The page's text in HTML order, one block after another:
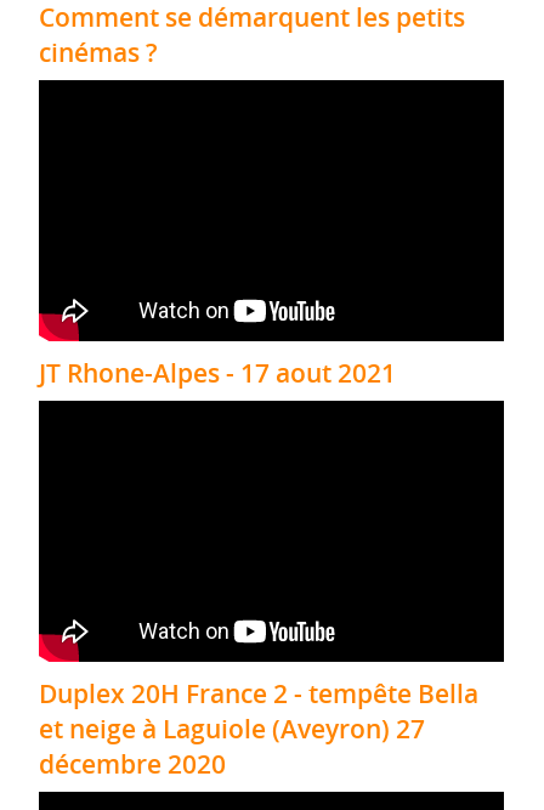
Comment se démarquent les petits
cinémas ?
JT Rhone-Alpes - 17 aout 2021
Duplex 20H France 2 - tempête Bella
et neige à Laguiole (Aveyron) 27
décembre 2020